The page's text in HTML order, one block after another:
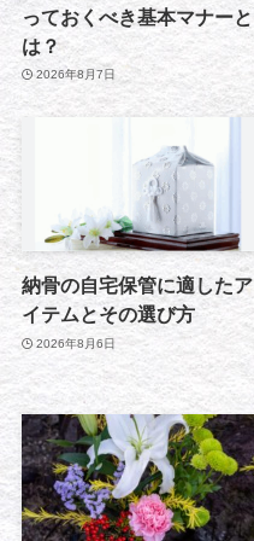
っておくべき基本マナーと
は？
2026年8月7日
納骨の自宅保管に適したア
イテムとその選び方
2026年8月6日